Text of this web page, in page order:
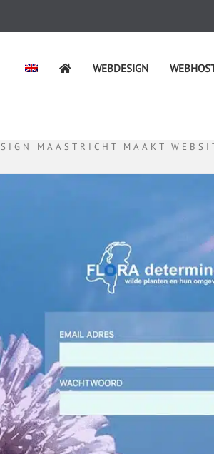
WEBDESIGN
MAASTRICHT MAAKT